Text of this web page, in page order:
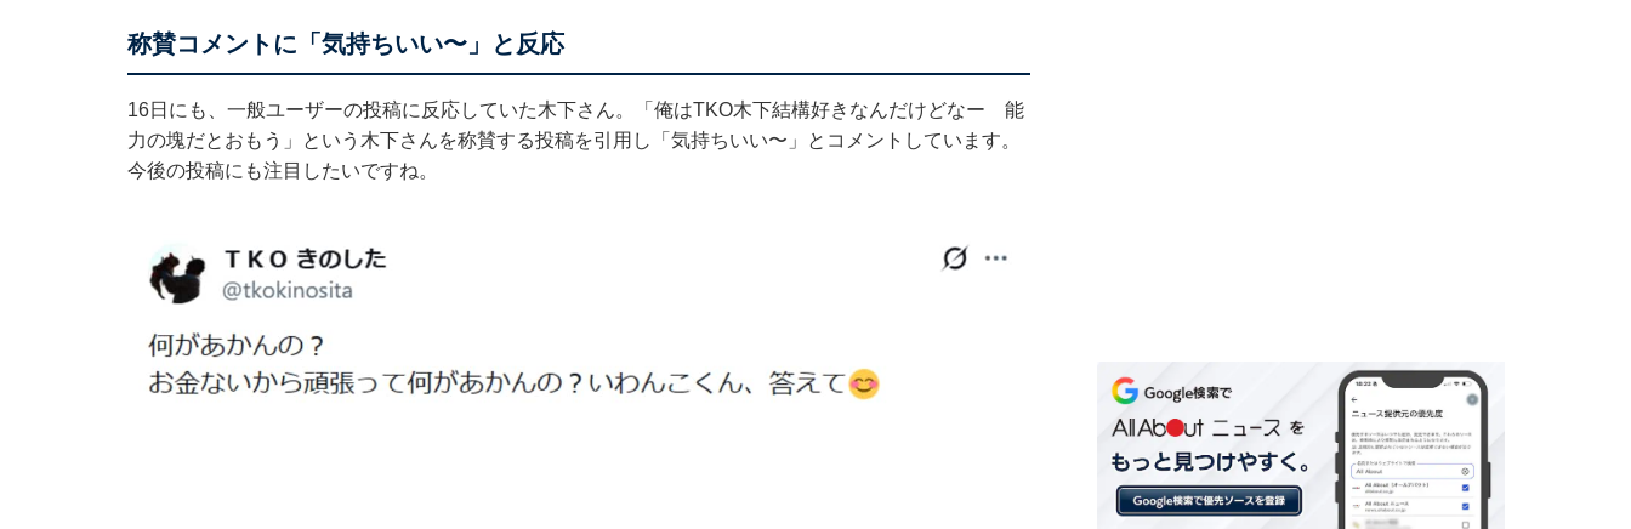
称賛コメントに「気持ちいい〜」と反応
16日にも、一般ユーザーの投稿に反応していた木下さん。「俺はTKO木下結構好きなんだけどなー 能
力の塊だとおもう」という木下さんを称賛する投稿を引用し「気持ちいい〜」とコメントしています。
今後の投稿にも注目したいですね。